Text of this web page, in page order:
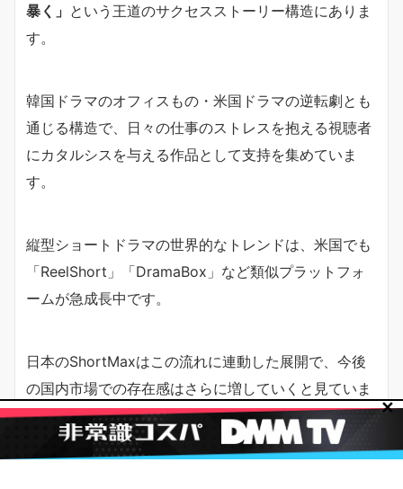
暴く」 という王道のサクセスストーリー構造にありま
す。
韓国ドラマのオフィスもの・米国ドラマの逆転劇とも
通じる構造で、日々の仕事のストレスを抱える視聴者
にカタルシスを与える作品として支持を集めていま
す。
縦型ショートドラマの世界的なトレンドは、米国でも
「ReelShort」「DramaBox」など類似プラットフォ
ームが急成長中です。
日本のShortMaxはこの流れに連動した展開で、今後
の国内市場での存在感はさらに増していくと見ていま
す。本作のヒットがその試金石として注目されていま ✕